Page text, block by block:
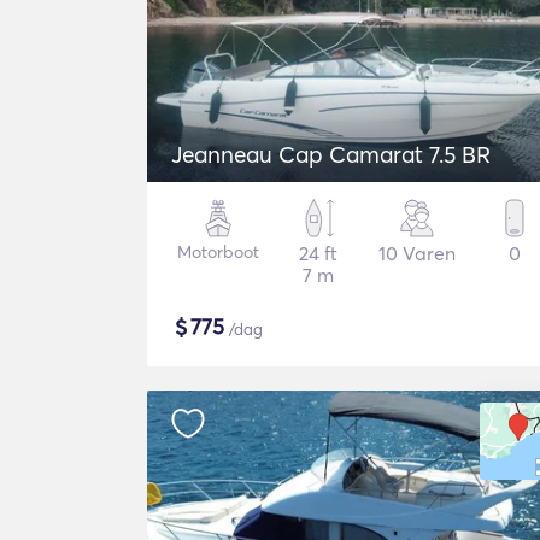
Jeanneau Cap Camarat 7.5 BR
Motorboot
24 ft
7 m
10 Varen 0
$775 /dag